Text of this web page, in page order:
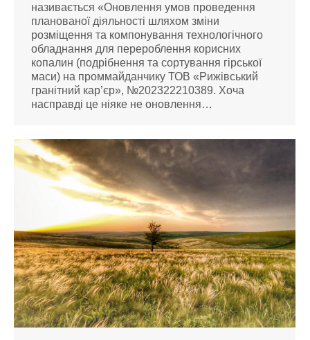
називається «Оновлення умов проведення
планованої діяльності шляхом зміни
розміщення та компонування технологічного
обладнання для перероблення корисних
копалин (подрібнення та сортування гірської
маси) на проммайданчику ТОВ «Рижівський
гранітний кар’єр», №202322210389. Хоча
насправді це ніяке не оновлення…